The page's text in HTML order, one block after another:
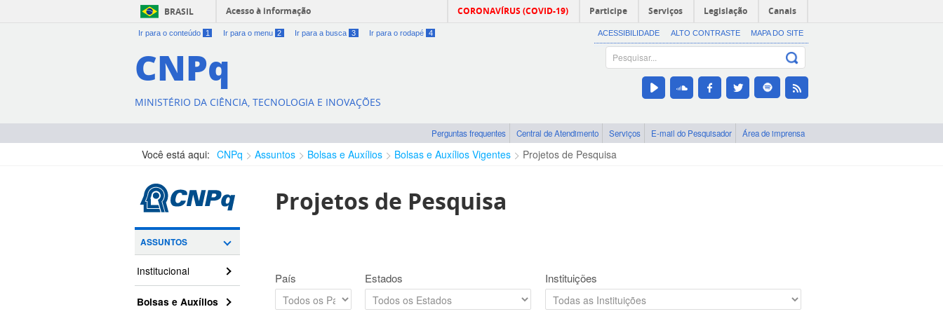
BRASIL Acesso à informação CORONAVÍRUS (COVID-19) Participe Serviços Legislação Canais
Ir para o conteúdo 1 Ir para o menu 2 Ir para a busca 3 Ir para o rodapé 4 ACESSIBILIDADE ALTO CONTRASTE MAPA DO SITE
CNPq
MINISTÉRIO DA CIÊNCIA, TECNOLOGIA E INOVAÇÕES
Perguntas frequentes Central de Atendimento Serviços E-mail do Pesquisador Área de imprensa
Você está aqui: CNPq Assuntos Bolsas e Auxílios Bolsas e Auxílios Vigentes Projetos de Pesquisa
ASSUNTOS
Institucional
Bolsas e Auxílios
Projetos de Pesquisa
País Estados Instituições